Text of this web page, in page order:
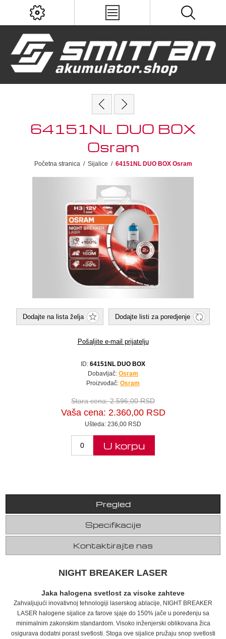
64151NL DUO BOX
Osram
Početna stranica / Sijalice / 64151NL DUO BOX Osram
Dodajte na lista želja Dodajte listi za poredjenje
Pošaljite e-mail prijatelju
ID: 64151NL DUO BOX
Dobavljač: Osram
Proizvođač: Osram
Stara cena:2.596,00 RSD
Vaša cena: 2.360,00 RSD
Ušteda: 236,00 RSD
U korpu
Pregled
Specifikacije
Kontaktirajte nas
NIGHT BREAKER LASER
Jaka halogena svetlost za visoke zahteve
Zahvaljujući inovativnoj tehnologiji laserskog ablacije, NIGHT BREAKER
LASER halogene sijalice za farove sjaje do 150% jače u poređenju sa
minimalnim zakonskim standardom. Visoko inženjerski oblikovana žica
osigurava dodatni porast svetlosti. Stoga ove sijalice pružaju snop svetlosti